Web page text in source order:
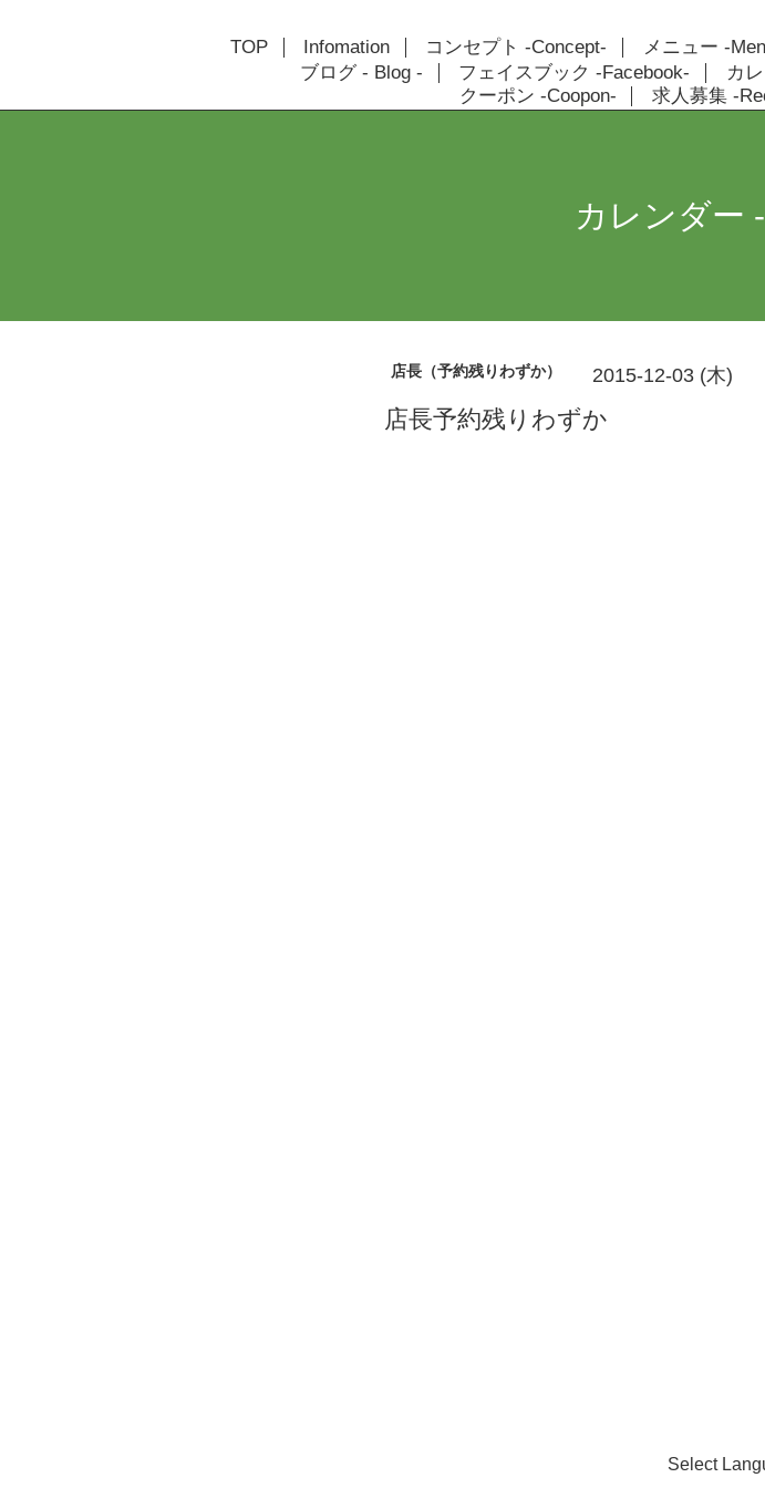
TOP Infomation コンセプト -Concept- メニュー -
ブログ - Blog -
フェイスブック -Facebook- カ
クーポン -Coopon-
求人募集 -
カレンダー
店長（予約残りわずか） 2015-12-03 (木)
店長予約残りわずか
Select